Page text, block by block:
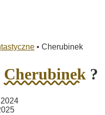
• Cherubinek
Cherubinek ?